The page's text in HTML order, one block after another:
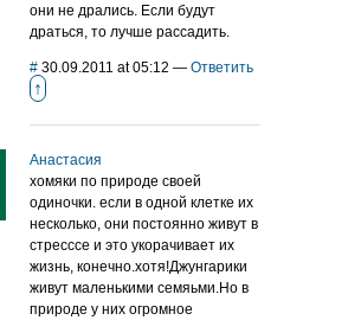
они не дрались. Если будут
драться, то лучше рассадить.
# 30.09.2011 at 05:12 — Ответить
↑
Анастасия
хомяки по природе своей
одиночки. если в одной клетке их
несколько, они постоянно живут в
стресссе и это укорачивает их
жизнь, конечно.хотя!Джунгарики
живут маленькими семяьми.Но в
природе у них огромное